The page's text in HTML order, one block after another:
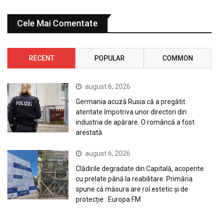
Cele Mai Comentate
RECENT POPULAR COMMON
august 6, 2026
Germania acuză Rusia că a pregătit
atentate împotriva unor directori din
industria de apărare. O româncă a fost
arestată
august 6, 2026
Clădirile degradate din Capitală, acoperite
cu prelate până la reabilitare. Primăria
spune că măsura are rol estetic și de
protecție : Europa FM